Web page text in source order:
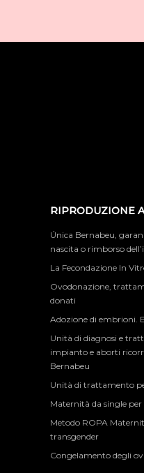
RIPRODUZIONE
Única Bernabeu,
nascita o rimborso
La Fecondazione In
Ovodonazione,
donati
Adozione di embrioni.
Unità di diagnosi e
impianto e aborti
Bernabeu
Unità di trattamento
Maternità da single per
Metodo ROPA
transgender
Congelamento degli